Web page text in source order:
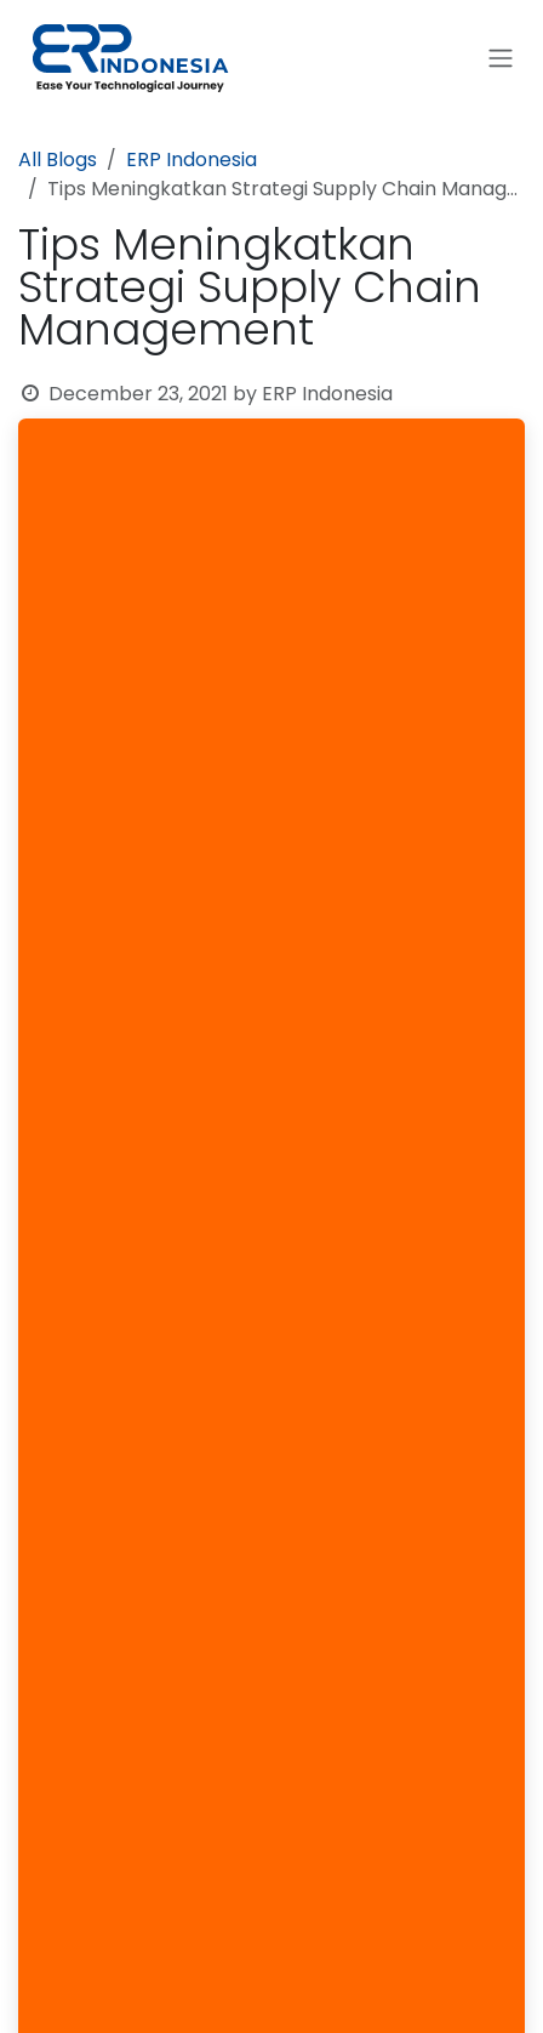
All Blogs
ERP Indonesia
Tips Meningkatkan Strategi Supply Chain Management
Tips Meningkatkan
Strategi Supply Chain
Management
December 23, 2021 by ERP Indonesia